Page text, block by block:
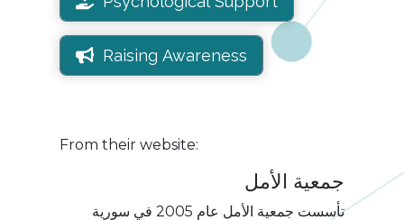
Raising Awareness
From their website:
جمعية الأمل
تأسست جمعية الأمل عام 2005 في سورية